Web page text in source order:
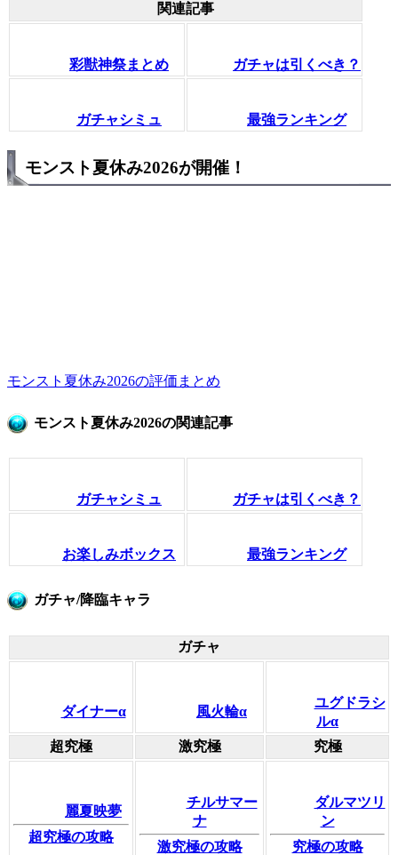
関連記事
彩獣神祭まとめ ガチャは引くべき？
ガチャシミュ 最強ランキング
モンスト夏休み2026が開催！
モンスト夏休み2026の評価まとめ
モンスト夏休み2026の関連記事
ガチャシミュ ガチャは引くべき？
お楽しみボックス 最強ランキング
ガチャ/降臨キャラ
ガチャ
ダイナーα 風火輪α
ユグドラシ
ルα
超究極
激究極 究極
麗夏映夢
超究極の攻略
チルサマー
ナ
激究極の攻略
ダルマツリ
ン
究極の攻略